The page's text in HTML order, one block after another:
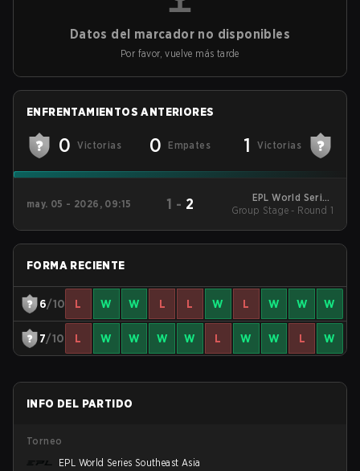
Datos del marcador no disponibles
Por favor, vuelve más tarde
ENFRENTAMIENTOS ANTERIORES
0 Victorias 0 Empates 1 Victorias
may. 05 - 2026, 09:15 1 - 2
EPL World Series
Southeast Asia
Group Stage - Round 1
FORMA RECIENTE
6/10 L W W L L W L W W W
7/10 L W W W W L W W L W
INFO DEL PARTIDO
Torneo
EPL World Series Southeast Asia